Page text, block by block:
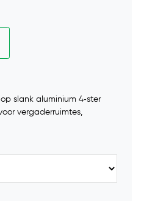
slank aluminium 4‑ster
vergaderruimtes,